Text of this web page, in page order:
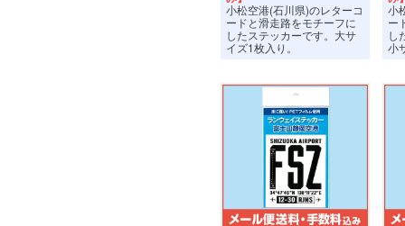
小松空港(石川県)のレターコ
ードと滑走路をモチーフに
したステッカーです。 大サ
イズ1枚入り。
小
ー
し
小